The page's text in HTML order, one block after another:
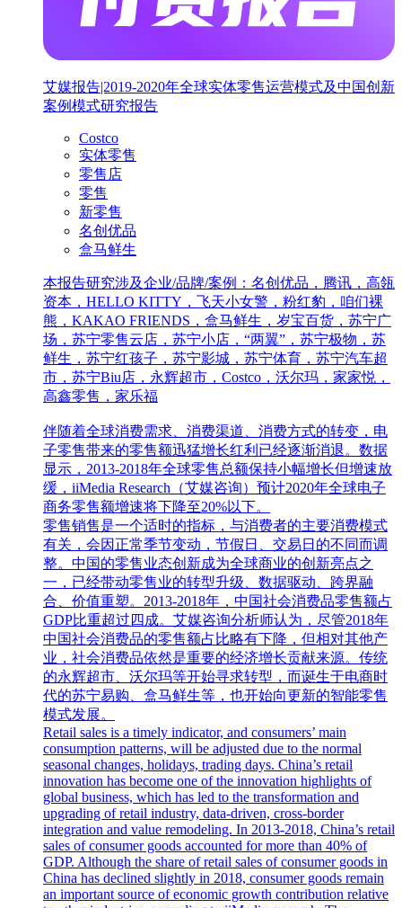
艾媒报告|2019-2020年全球实体零售运营模式及中国创新
案例模式研究报告
Costco
实体零售
零售店
零售
新零售
名创优品
盒马鲜生
本报告研究涉及企业/品牌/案例：名创优品，腾讯，高瓴
资本，HELLO KITTY，飞天小女警，粉红豹，咱们裸
熊，KAKAO FRIENDS，盒马鲜生，岁宝百货，苏宁广
场，苏宁零售云店，苏宁小店，“两翼”，苏宁极物，苏
鲜生，苏宁红孩子，苏宁影城，苏宁体育，苏宁汽车超
市，苏宁Biu店，永辉超市，Costco，沃尔玛，家家悦，
高鑫零售，家乐福
伴随着全球消费需求、消费渠道、消费方式的转变，电
子零售带来的零售额迅猛增长红利已经逐渐消退。数据
显示，2013-2018年全球零售总额保持小幅增长但增速放
缓，iiMedia Research（艾媒咨询）预计2020年全球电子
商务零售额增速将下降至20%以下。
零售销售是一个适时的指标，与消费者的主要消费模式
有关，会因正常季节变动，节假日、交易日的不同而调
整。中国的零售业态创新成为全球商业的创新亮点之
一，已经带动零售业的转型升级、数据驱动、跨界融
合、价值重塑。2013-2018年，中国社会消费品零售额占
GDP比重超过四成。艾媒咨询分析师认为，尽管2018年
中国社会消费品的零售额占比略有下降，但相对其他产
业，社会消费品依然是重要的经济增长贡献来源。传统
的永辉超市、沃尔玛等开始寻求转型，而诞生于电商时
代的苏宁易购、盒马鲜生等，也开始向更新的智能零售
模式发展。
Retail sales is a timely indicator, and consumers’ main
consumption patterns, will be adjusted due to the normal
seasonal changes, holidays, trading days. China’s retail
innovation has become one of the innovation highlights of
global business, which has led to the transformation and
upgrading of retail industry, data-driven, cross-border
integration and value remodeling. In 2013-2018, China’s retail
sales of consumer goods accounted for more than 40% of
GDP. Although the share of retail sales of consumer goods in
China has declined slightly in 2018, consumer goods remain
an important source of economic growth contribution relative